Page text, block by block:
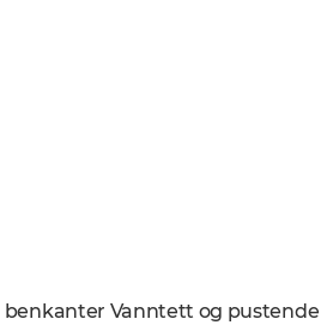
Vanntett og pustende